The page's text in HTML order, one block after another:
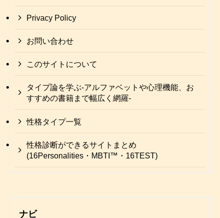
Privacy Policy
お問い合わせ
このサイトについて
タイプ論を学ぶ-アルファベットや心理機能、お
すすめの書籍まで幅広く網羅-
性格タイプ一覧
性格診断ができるサイトまとめ
(16Personalities・MBTI™・16TEST)
ナビ